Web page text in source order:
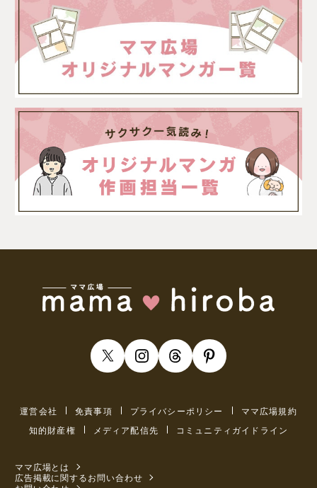
運営会社 免責事項 プライバシーポリシー
ママ広場規約
知的財産権
メディア配信先 コミュニティガイドライン
ママ広場とは
広告掲載に関するお問い合わせ